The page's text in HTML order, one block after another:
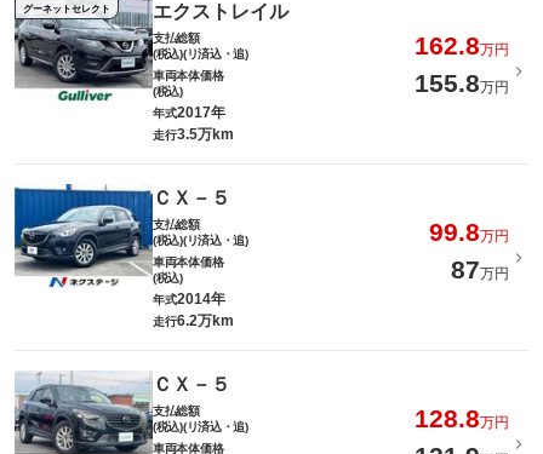
グーネットセレクト エクストレイル
支払総額
(税込)(リ済込・追)
162.8万円
車両本体価格
(税込)
155.8万円
年式2017年
走行3.5万km
ＣＸ－５
支払総額
(税込)(リ済込・追)
99.8万円
車両本体価格
(税込)
87万円
年式2014年
走行6.2万km
ＣＸ－５
支払総額
(税込)(リ済込・追)
128.8万円
車両本体価格